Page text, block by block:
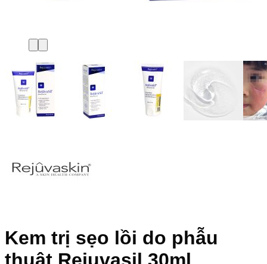
Kem trị sẹo lồi do phẫu